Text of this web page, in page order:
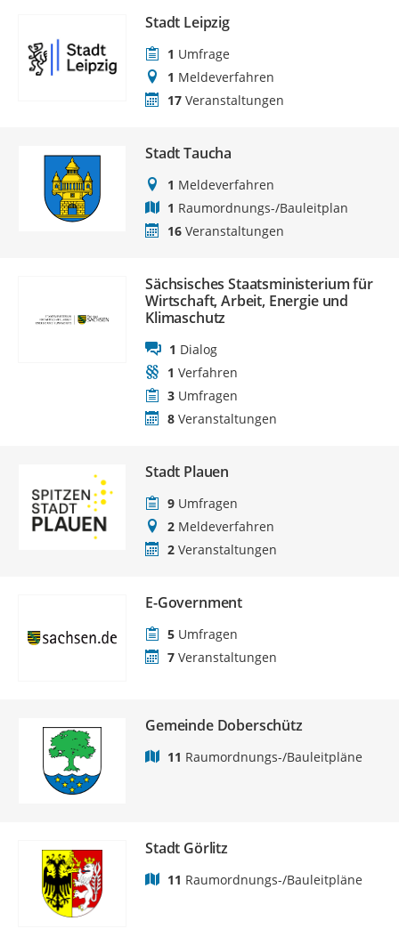
Stadt Leipzig
1 Umfrage
1 Meldeverfahren
17 Veranstaltungen
Stadt Taucha
1 Meldeverfahren
1 Raumordnungs-/Bauleitplan
16 Veranstaltungen
Sächsisches Staatsministerium für
Wirtschaft, Arbeit, Energie und
Klimaschutz
1 Dialog
1 Verfahren
3 Umfragen
8 Veranstaltungen
Stadt Plauen
9 Umfragen
2 Meldeverfahren
2 Veranstaltungen
E-Government
5 Umfragen
7 Veranstaltungen
Gemeinde Doberschütz
11 Raumordnungs-/Bauleitpläne
Stadt Görlitz
11 Raumordnungs-/Bauleitpläne